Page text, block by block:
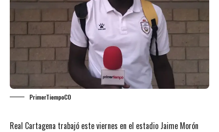
PrimerTiempoCO
Real Cartagena trabajó este viernes en el estadio Jaime Morón